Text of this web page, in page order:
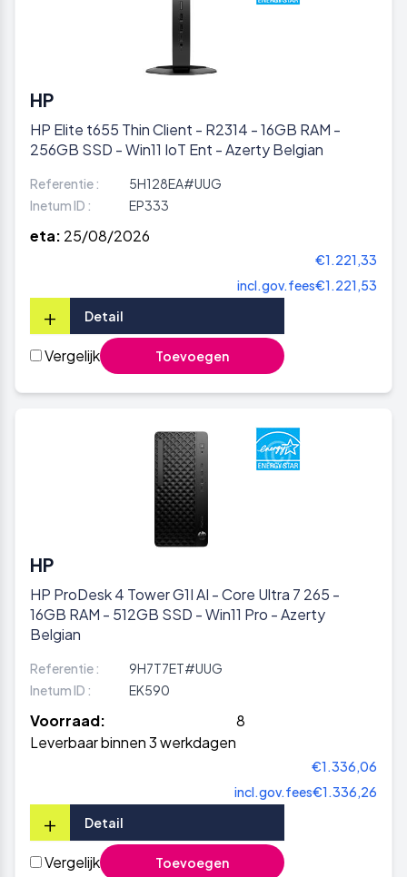
HP
HP Elite t655 Thin Client - R2314 - 16GB RAM -
256GB SSD - Win11 IoT Ent - Azerty Belgian
Referentie :
5H128EA#UUG
Inetum ID :
EP333
eta: 25/08/2026
€1.221,33
incl.gov.fees€1.221,53
+ Detail
Vergelijk Toevoegen
HP
HP ProDesk 4 Tower G1I AI - Core Ultra 7 265 -
16GB RAM - 512GB SSD - Win11 Pro - Azerty
Belgian
Referentie :
9H7T7ET#UUG
Inetum ID :
EK590
Voorraad:
8
Leverbaar binnen 3 werkdagen
€1.336,06
incl.gov.fees€1.336,26
+ Detail
Vergelijk Toevoegen